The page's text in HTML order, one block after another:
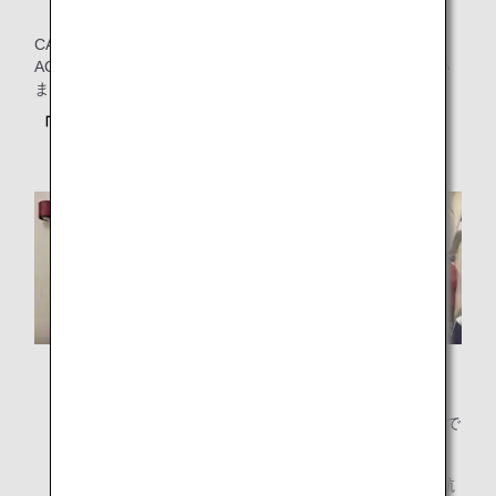
CARESのチャイルドシートには、「FAA APPROVED IN
ACCORDANCE WITH」と記載されたラベルが添付されてい
ます。
「CARES」のシートとは？
20Kg）のお子様を対象に設計された航空機用のシートで
ハーネスタイプのチャイルドシートについて、ANA運航